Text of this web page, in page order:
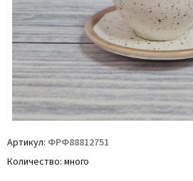
Артикул ФРФ88812751
Количество много